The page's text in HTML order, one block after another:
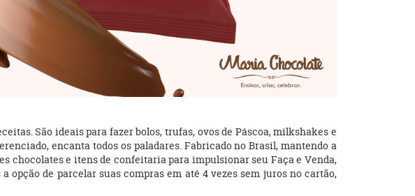
São ideais para fazer bolos, trufas, ovos de Páscoa, milkshakes e
encanta todos os paladares. Fabricado no Brasil, mantendo a
chocolates e itens de confeitaria para impulsionar seu Faça e Venda,
opção de parcelar suas compras em até 4 vezes sem juros no cartão,